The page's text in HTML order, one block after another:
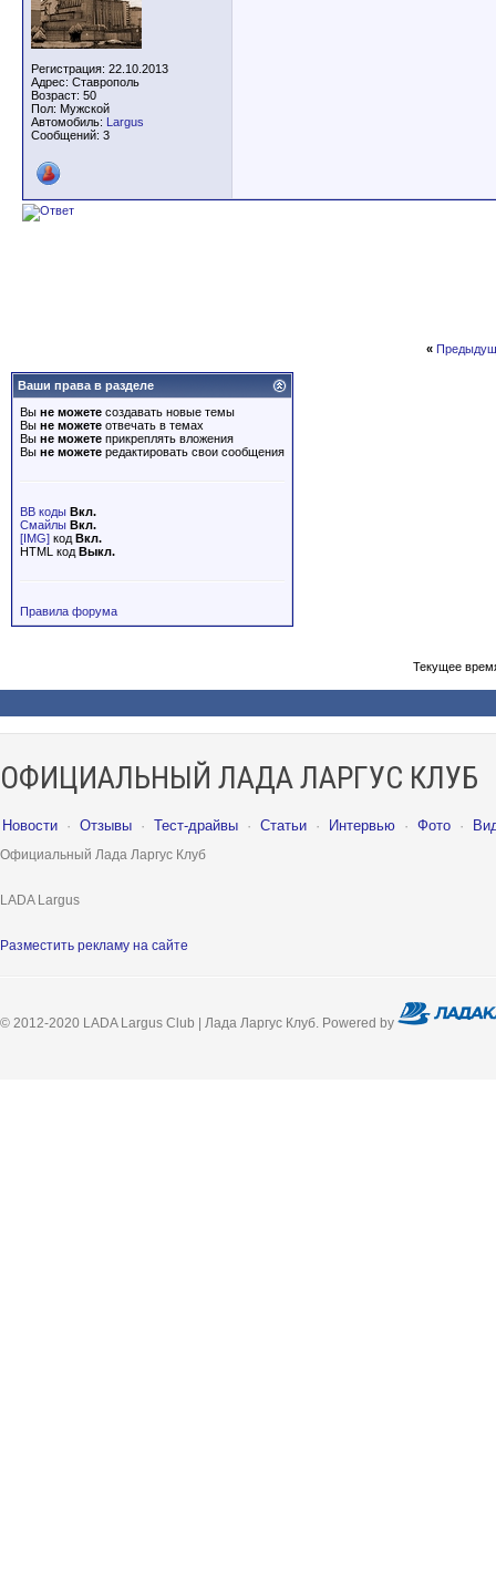
Регистрация: 22.10.2013
Адрес: Ставрополь
Возраст: 50
Пол: Мужской
Автомобиль: Largus
Сообщений: 3
«
Ваши права в разделе
Вы не можете создавать новые темы
Вы не можете отвечать в темах
Вы не можете прикреплять вложения
Вы не можете редактировать свои сообщения
BB коды Вкл.
Смайлы Вкл.
[IMG] код Вкл.
HTML код Выкл.
Правила форума
Текущее
ОФИЦИАЛЬНЫЙ ЛАДА ЛАРГУС КЛУБ
Новости · Отзывы · Тест-драйвы · Статьи · Интервью · Фото ·
Официальный Лада Ларгус Клуб
LADA Largus
Разместить рекламу на сайте
© 2012-2020 LADA Largus Club | Лада Ларгус Клуб. Powered by